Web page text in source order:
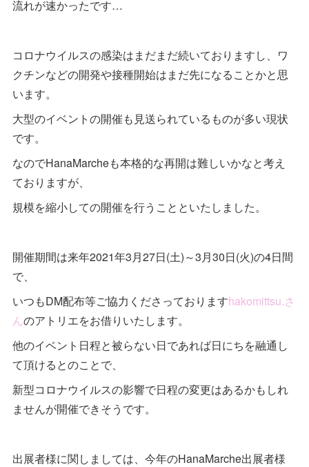
流れが速かったです…
コロナウイルスの感染はまだまだ続いておりますし、ワ
クチンなどの開発や接種開始はまだ先になることかと思
います。
大型のイベントの開催も見送られているものが多い現状
です。
なのでHanaMarcheも本格的な再開は難しいかなと考え
ておりますが、
規模を縮小しての開催を行うことといたしました。
開催期間は来年2021年3月27日(土)～3月30日(火)の4日間
で、
いつもDM配布等ご協力くださっておりますhakomittsu.さ
んのアトリエをお借りいたします。
他のイベント日程と被らない日であれば日にちを融通し
て頂けるとのことで、
新型コロナウイルスの影響で日程の変更はあるかもしれ
ませんが開催できそうです。
出展者様に関しましては、今年のHanaMarche出展者様